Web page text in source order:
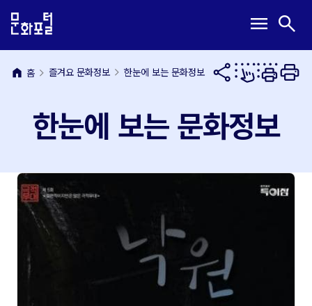
문
내
용
메
뉴
바
메
열
기
menu 검
열
기
search
home 홈 즐겨요 문화정보 한눈에 보는 문화정보
한눈에 보는 문화정보